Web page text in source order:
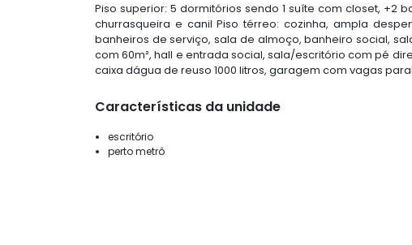
Piso superior: 5 dormitórios sendo 1 suíte com closet, +2
churrasqueira e canil Piso térreo: cozinha, ampla
banheiros de serviço, sala de almoço, banheiro social,
com 60m², hall e entrada social, sala/escritório com pé
caixa dágua de reuso 1000 litros, garagem com vagas
Características da unidade
escritório
perto metrô